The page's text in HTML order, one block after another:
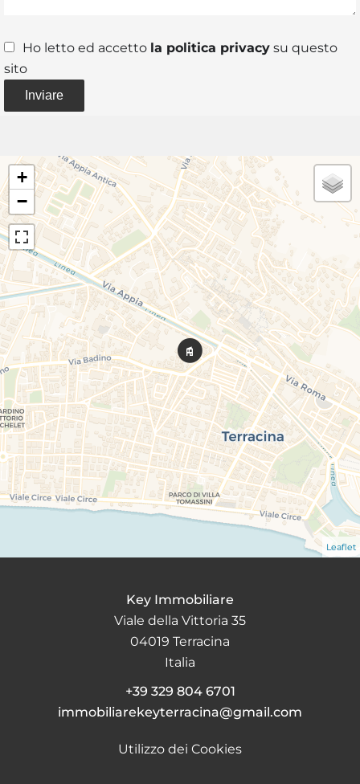
Ho letto ed accetto la politica privacy su questo
sito
Inviare
+
−
Leaflet
Key Immobiliare
Viale della Vittoria 35
04019 Terracina
Italia
+39 329 804 6701
immobiliarekeyterracina@gmail.com
Utilizzo dei Cookies